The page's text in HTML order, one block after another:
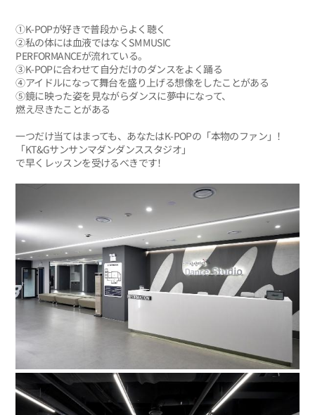
①K-POPが好きで普段からよく聴く
②私の体には血液ではなくSM MUSIC
PERFORMANCEが流れている。
③K-POPに合わせて自分だけのダンスをよく踊る
④アイドルになって舞台を盛り上げる想像をしたことがある
⑤鏡に映った姿を見ながらダンスに夢中になって、
燃え尽きたことがある
一つだけ当てはまっても、あなたはK-POPの「本物のファン」！
「KT&Gサンサンマダンダンススタジオ」
で早くレッスンを受けるべきです！